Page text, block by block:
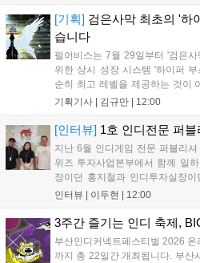
은 공식 페이지에서 확인 가능하다
[기획] 검은사막 최초의 '하
습니다
펄어비스는 7월 29일부터 '검은
위한 상시 성장 시스템 '하이퍼
순히 최고 레벨을 제공하는 것이
아 아카데미 수료, 아침의 나라
용자는 과제를 완수하며 동(V) 투
기획기사 | 김규만 | 12:00
[인터뷰] 1호 인디전문 퍼
지난 6월 인디게임 전문 퍼블리
위즈 투자사업본부에서 함께 일
장이던 홍지철과 인디투자실장
장이던 이민정이 이사를 맡았다.
들어왔다. 서비스 중인...
인터뷰 | 이두현 | 12:00
3주간 즐기는 인디 축제,
부산인디커넥트페스티벌 2026
까지 총 22일간 개최됩니다. 부산